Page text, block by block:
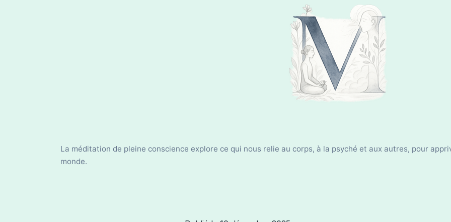
La méditation de pleine conscience explore ce qui nous relie au corps, à la psyché et aux autres, pour
monde.